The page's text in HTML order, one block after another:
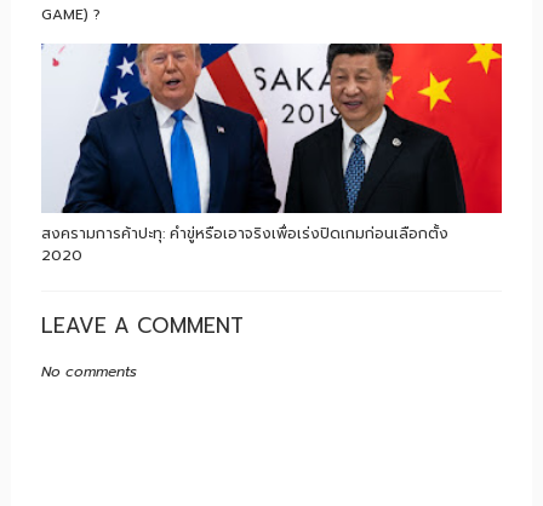
GAME) ?
สงครามการค้าปะทุ: คำขู่หรือเอาจริงเพื่อเร่งปิดเกมก่อนเลือกตั้ง
2020
LEAVE A COMMENT
No comments